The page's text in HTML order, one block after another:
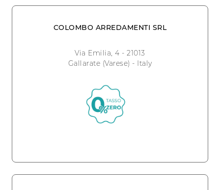
COLOMBO ARREDAMENTI SRL
Via Emilia, 4 - 21013
Gallarate (Varese) - Italy